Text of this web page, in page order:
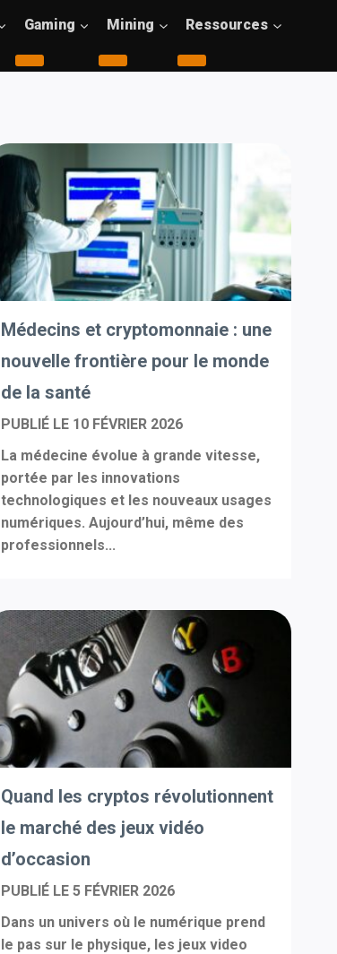
Gaming Mining Ressources
Médecins et cryptomonnaie : une
nouvelle frontière pour le monde
de la santé
PUBLIÉ LE 10 FÉVRIER 2026
La médecine évolue à grande vitesse,
portée par les innovations
technologiques et les nouveaux usages
numériques. Aujourd’hui, même des
professionnels...
Quand les cryptos révolutionnent
le marché des jeux vidéo
d’occasion
PUBLIÉ LE5 FÉVRIER 2026
Dans un univers où le numérique prend
le pas sur le physique, les jeux video